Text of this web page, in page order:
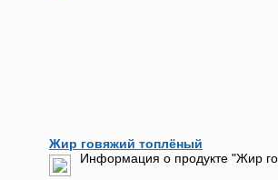
Жир говяжий топлёный
Информация о продукте "Жир